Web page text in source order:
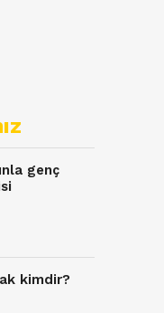
genç
kimdir?